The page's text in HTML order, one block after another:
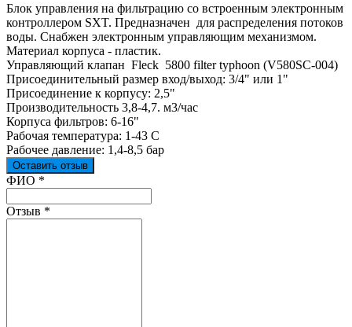
Блок управления на фильтрацию со встроенным электронным
контроллером SXT. Предназначен для распределения потоков
воды. Снабжен электронным управляющим механизмом.
Материал корпуса - пластик.
Управляющий клапан Fleck 5800 filter typhoon (V580SC-004)
Присоединительный размер вход/выход: 3/4" или 1"
Присоединение к корпусу: 2,5"
Производительность 3,8-4,7. м3/час
Корпуса фильтров: 6-16"
Рабочая температура: 1-43 С
Рабочее давление: 1,4-8,5 бар
Оставить отзыв
Ваш отзыв был отправлен!
ФИО *
Отзыв *